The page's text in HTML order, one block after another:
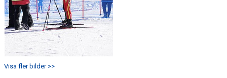
Visa fler bilder >>